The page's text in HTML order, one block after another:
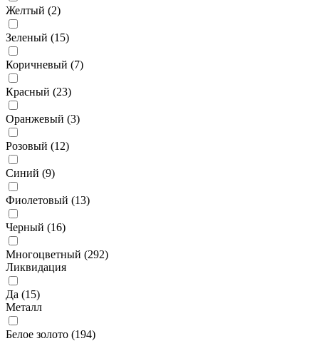
Желтый (2)
Зеленый (15)
Коричневый (7)
Красный (23)
Оранжевый (3)
Розовый (12)
Синий (9)
Фиолетовый (13)
Черный (16)
Многоцветный (292)
Ликвидация
Да (15)
Металл
Белое золото (194)